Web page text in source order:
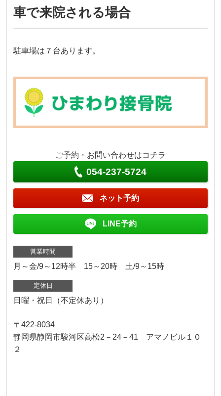
車で来院される場合
駐車場は７台あります。
ご予約・お問い合わせはコチラ
054-237-5724
ネット予約
LINE予約
営業時間
月～金/9～12時半 15～20時 土/9～15時
定休日
日曜・祝日（不定休あり）
〒422-8034
静岡県静岡市駿河区高松2－24－41 アマノビル１０
２